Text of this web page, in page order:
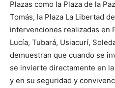
Plazas como la Plaza de la
Tomás, la Plaza La Libertad
intervenciones realizadas en
Lucía, Tubará, Usiacurí,
demuestran que cuando se
se invierte directamente en
y en su seguridad y